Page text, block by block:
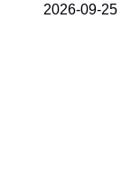
2026-09-25